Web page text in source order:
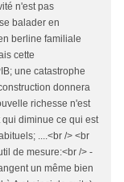
n'est pas
balader en
berline familiale
cette
une catastrophe
donnera
richesse n'est
diminue ce qui est
....<br /> <br
de mesure:<br /> -
un même bien